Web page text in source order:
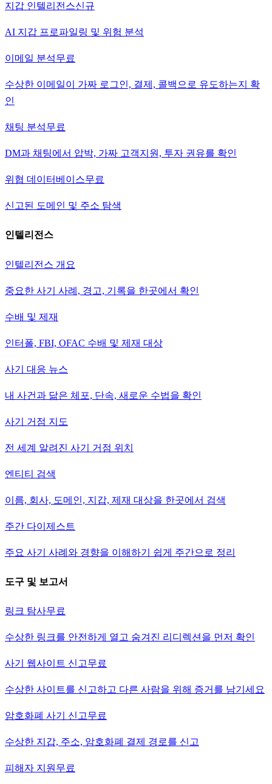
지갑 인텔리전스신규
AI 지갑 프로파일링 및 위험 분석
이메일 분석무료
수상한 이메일이 가짜 로그인, 결제, 콜백으로 유도하는지 확
인
채팅 분석무료
DM과 채팅에서 압박, 가짜 고객지원, 투자 권유를 확인
위협 데이터베이스무료
신고된 도메인 및 주소 탐색
인텔리전스
인텔리전스 개요
중요한 사기 사례, 경고, 기록을 한곳에서 확인
수배 및 제재
인터폴, FBI, OFAC 수배 및 제재 대상
사기 대응 뉴스
내 사건과 닮은 체포, 단속, 새로운 수법을 확인
사기 거점 지도
전 세계 알려진 사기 거점 위치
엔티티 검색
이름, 회사, 도메인, 지갑, 제재 대상을 한곳에서 검색
주간 다이제스트
주요 사기 사례와 경향을 이해하기 쉽게 주간으로 정리
도구 및 보고서
링크 탐사무료
수상한 링크를 안전하게 열고 숨겨진 리디렉션을 먼저 확인
사기 웹사이트 신고무료
수상한 사이트를 신고하고 다른 사람을 위해 증거를 남기세요
암호화폐 사기 신고무료
수상한 지갑, 주소, 암호화폐 결제 경로를 신고
피해자 지원 무료